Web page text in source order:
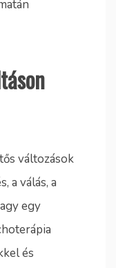
változások
a válás, a
egy
és